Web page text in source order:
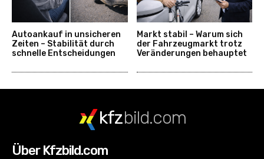
Autoankauf in unsicheren
Zeiten – Stabilität durch
schnelle Entscheidungen
Markt stabil – Warum sich
der Fahrzeugmarkt trotz
Veränderungen behauptet
kfzbild.com
Über Kfzbild.com